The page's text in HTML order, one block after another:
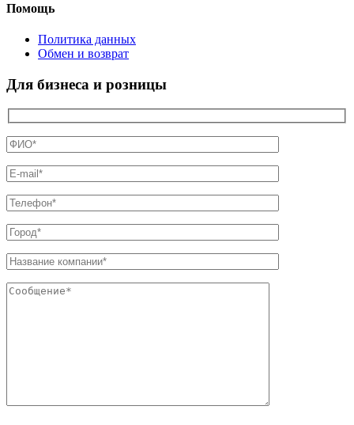
Помощь
Политика данных
Обмен и возврат
Для бизнеса и розницы